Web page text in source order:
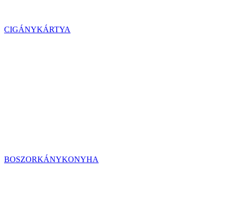
CIGÁNYKÁRTYA
BOSZORKÁNYKONYHA